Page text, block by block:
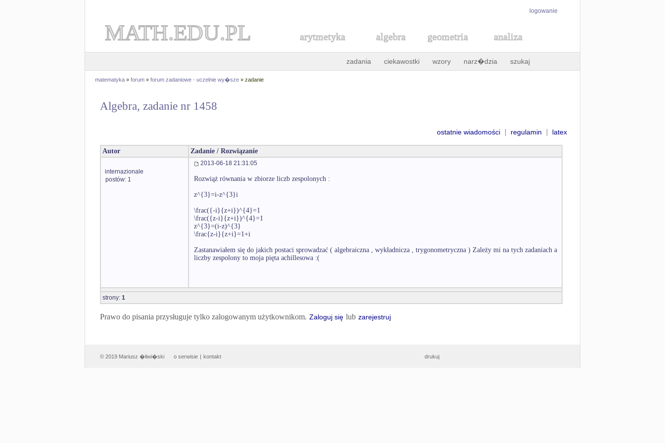
logowanie
MATH.EDU.PL arytmetyka algebra geometria analiza
zadania ciekawostki wzory narz�dzia szukaj
matematyka » forum » forum zadaniowe - uczelnie wy�sze » zadanie
Algebra, zadanie nr 1458
ostatnie wiadomości | regulamin | latex
Autor Zadanie / Rozwiązanie
internazionale
postów: 1
2013-06-18 21:31:05
Rozwiąż równania w zbiorze liczb zespolonych :
z^{3}=i-z^{3}i
\frac({-i}{z+i})^{4}=1
\frac({z-i}{z+i})^{4}=1
z^{3}=(i-z)^{3}
\frac{z-i}{z+i}=1+i
Zastanawiałem się do jakich postaci sprowadzać ( algebraiczna , wykładnicza , trygonometryczna ) Zależy mi na tych zadaniach a
liczby zespolony to moja pięta achillesowa :(
strony: 1
Prawo do pisania przysługuje tylko zalogowanym użytkownikom. Zaloguj się lub zarejestruj
© 2019 Mariusz �liwi�ski o serwisie | kontakt drukuj